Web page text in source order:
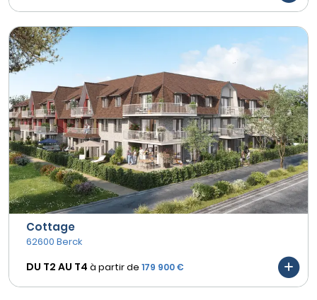
Cottage
62600 Berck
DU T2 AU T4 à partir de 179 900 €